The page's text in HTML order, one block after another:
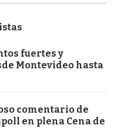
fuertes y
Montevideo hasta
comentario de
en plena Cena de